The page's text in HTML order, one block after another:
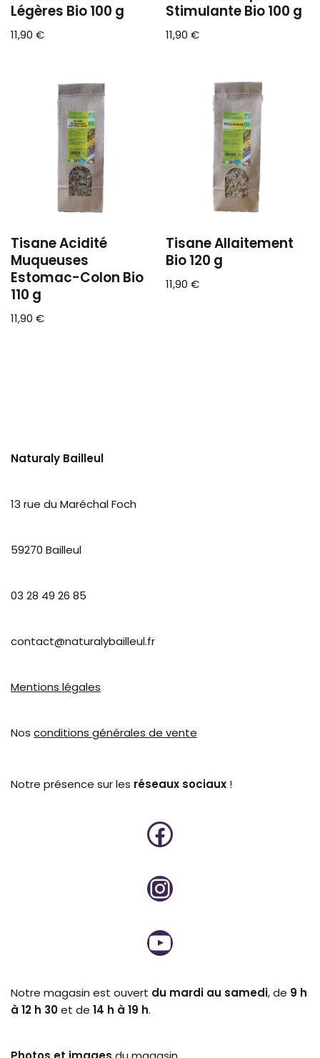
Légères Bio 100 g
11,90 €
Stimulante Bio 100 g
11,90€
Tisane Acidité
Muqueuses
Estomac-Colon Bio
110 g
11,90 €
Tisane Allaitement
Bio 120 g
11,90€
Naturaly Bailleul
13 rue du Maréchal Foch
59270 Bailleul
03 28 49 26 85
contact@naturalybailleul.fr
Mentions légales
Nos conditions générales de vente
Notre présence sur les réseaux sociaux !
Notre magasin est ouvert du mardi au samedi, de 9 h
à 12 h 30et de 14 h à 19 h.